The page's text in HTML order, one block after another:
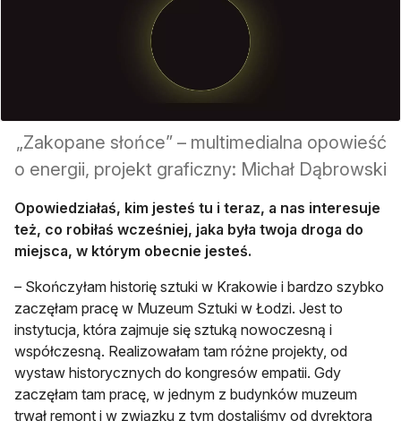
„Zakopane słońce” – multimedialna opowieść
o energii, projekt graficzny: Michał Dąbrowski
Opowiedziałaś, kim jesteś tu i teraz, a nas interesuje
też, co robiłaś wcześniej, jaka była twoja droga do
miejsca, w którym obecnie jesteś.
– Skończyłam historię sztuki w Krakowie i bardzo szybko
zaczęłam pracę w Muzeum Sztuki w Łodzi. Jest to
instytucja, która zajmuje się sztuką nowoczesną i
współczesną. Realizowałam tam różne projekty, od
wystaw historycznych do kongresów empatii. Gdy
zaczęłam tam pracę, w jednym z budynków muzeum
trwał remont i w związku z tym dostaliśmy od dyrektora